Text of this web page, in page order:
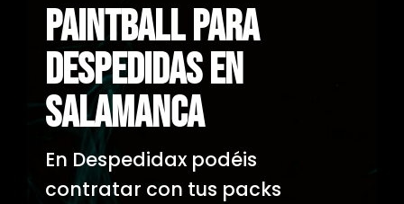
Paintball Para
Despedidas En
Salamanca
En Despedidax podéis
contratar con tus packs